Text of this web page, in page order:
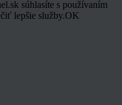
súhlasíte s používaním
lepšie služby.OK